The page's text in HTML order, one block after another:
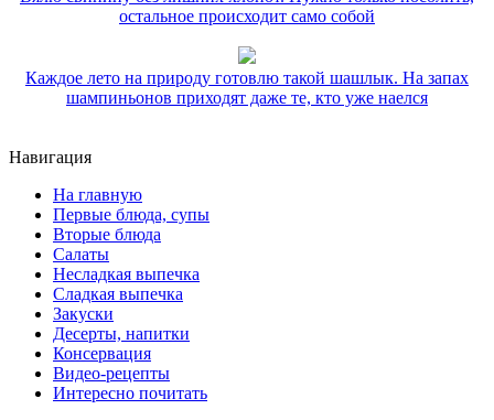
остальное происходит само собой
Каждое лето на природу готовлю такой шашлык. На запах
шампиньонов приходят даже те, кто уже наелся
Навигация
На главную
Первые блюда, супы
Вторые блюда
Салаты
Несладкая выпечка
Сладкая выпечка
Закуски
Десерты, напитки
Консервация
Видео-рецепты
Интересно почитать